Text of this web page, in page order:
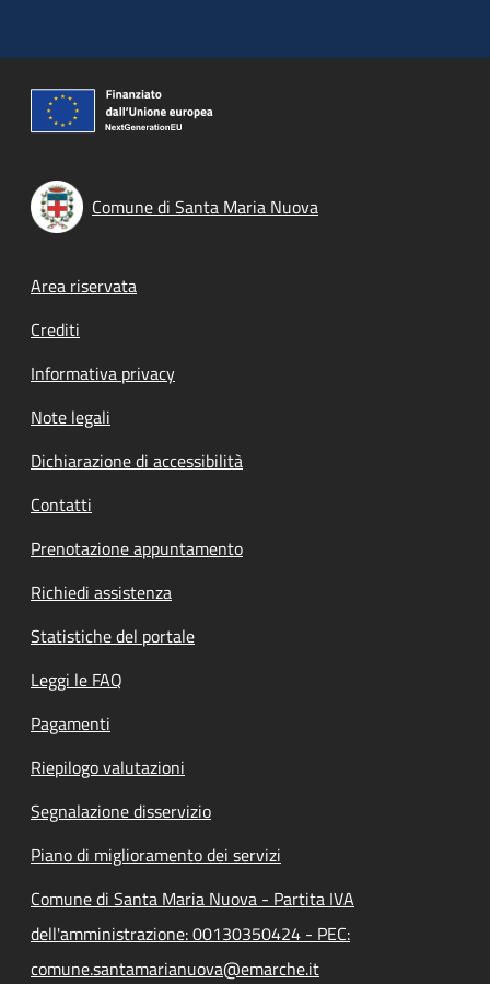
Comune di Santa Maria Nuova
Footer menu
Area riservata
Crediti
Informativa privacy
Note legali
Dichiarazione di accessibilità
Contatti
Prenotazione appuntamento
Richiedi assistenza
Statistiche del portale
Leggi le FAQ
Pagamenti
Riepilogo valutazioni
Segnalazione disservizio
Piano di miglioramento dei servizi
Comune di Santa Maria Nuova - Partita IVA
dell'amministrazione: 00130350424 - PEC:
comune.santamarianuova@emarche.it